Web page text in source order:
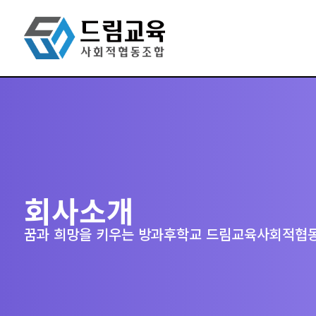
회사소개
꿈과 희망을 키우는 방과후학교 드림교육사회적협